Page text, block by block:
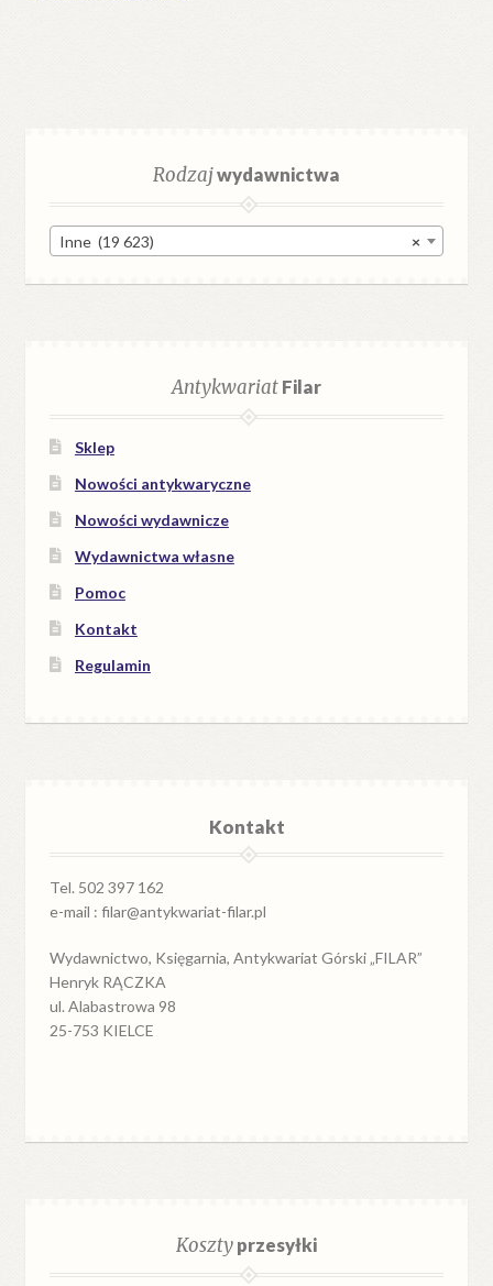
Rodzajwydawnictwa
×
Inne (19 623)
AntykwariatFilar
Sklep
Nowości antykwaryczne
Nowości wydawnicze
Wydawnictwa własne
Pomoc
Kontakt
Regulamin
Kontakt
Tel. 502 397 162
e-mail : filar@antykwariat-filar.pl
Wydawnictwo, Księgarnia, Antykwariat Górski „FILAR”
Henryk RĄCZKA
ul. Alabastrowa 98
25-753 KIELCE
Kosztyprzesyłki